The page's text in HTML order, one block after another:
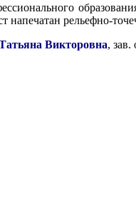
напечатан рельефно-
Викторовна, зав.